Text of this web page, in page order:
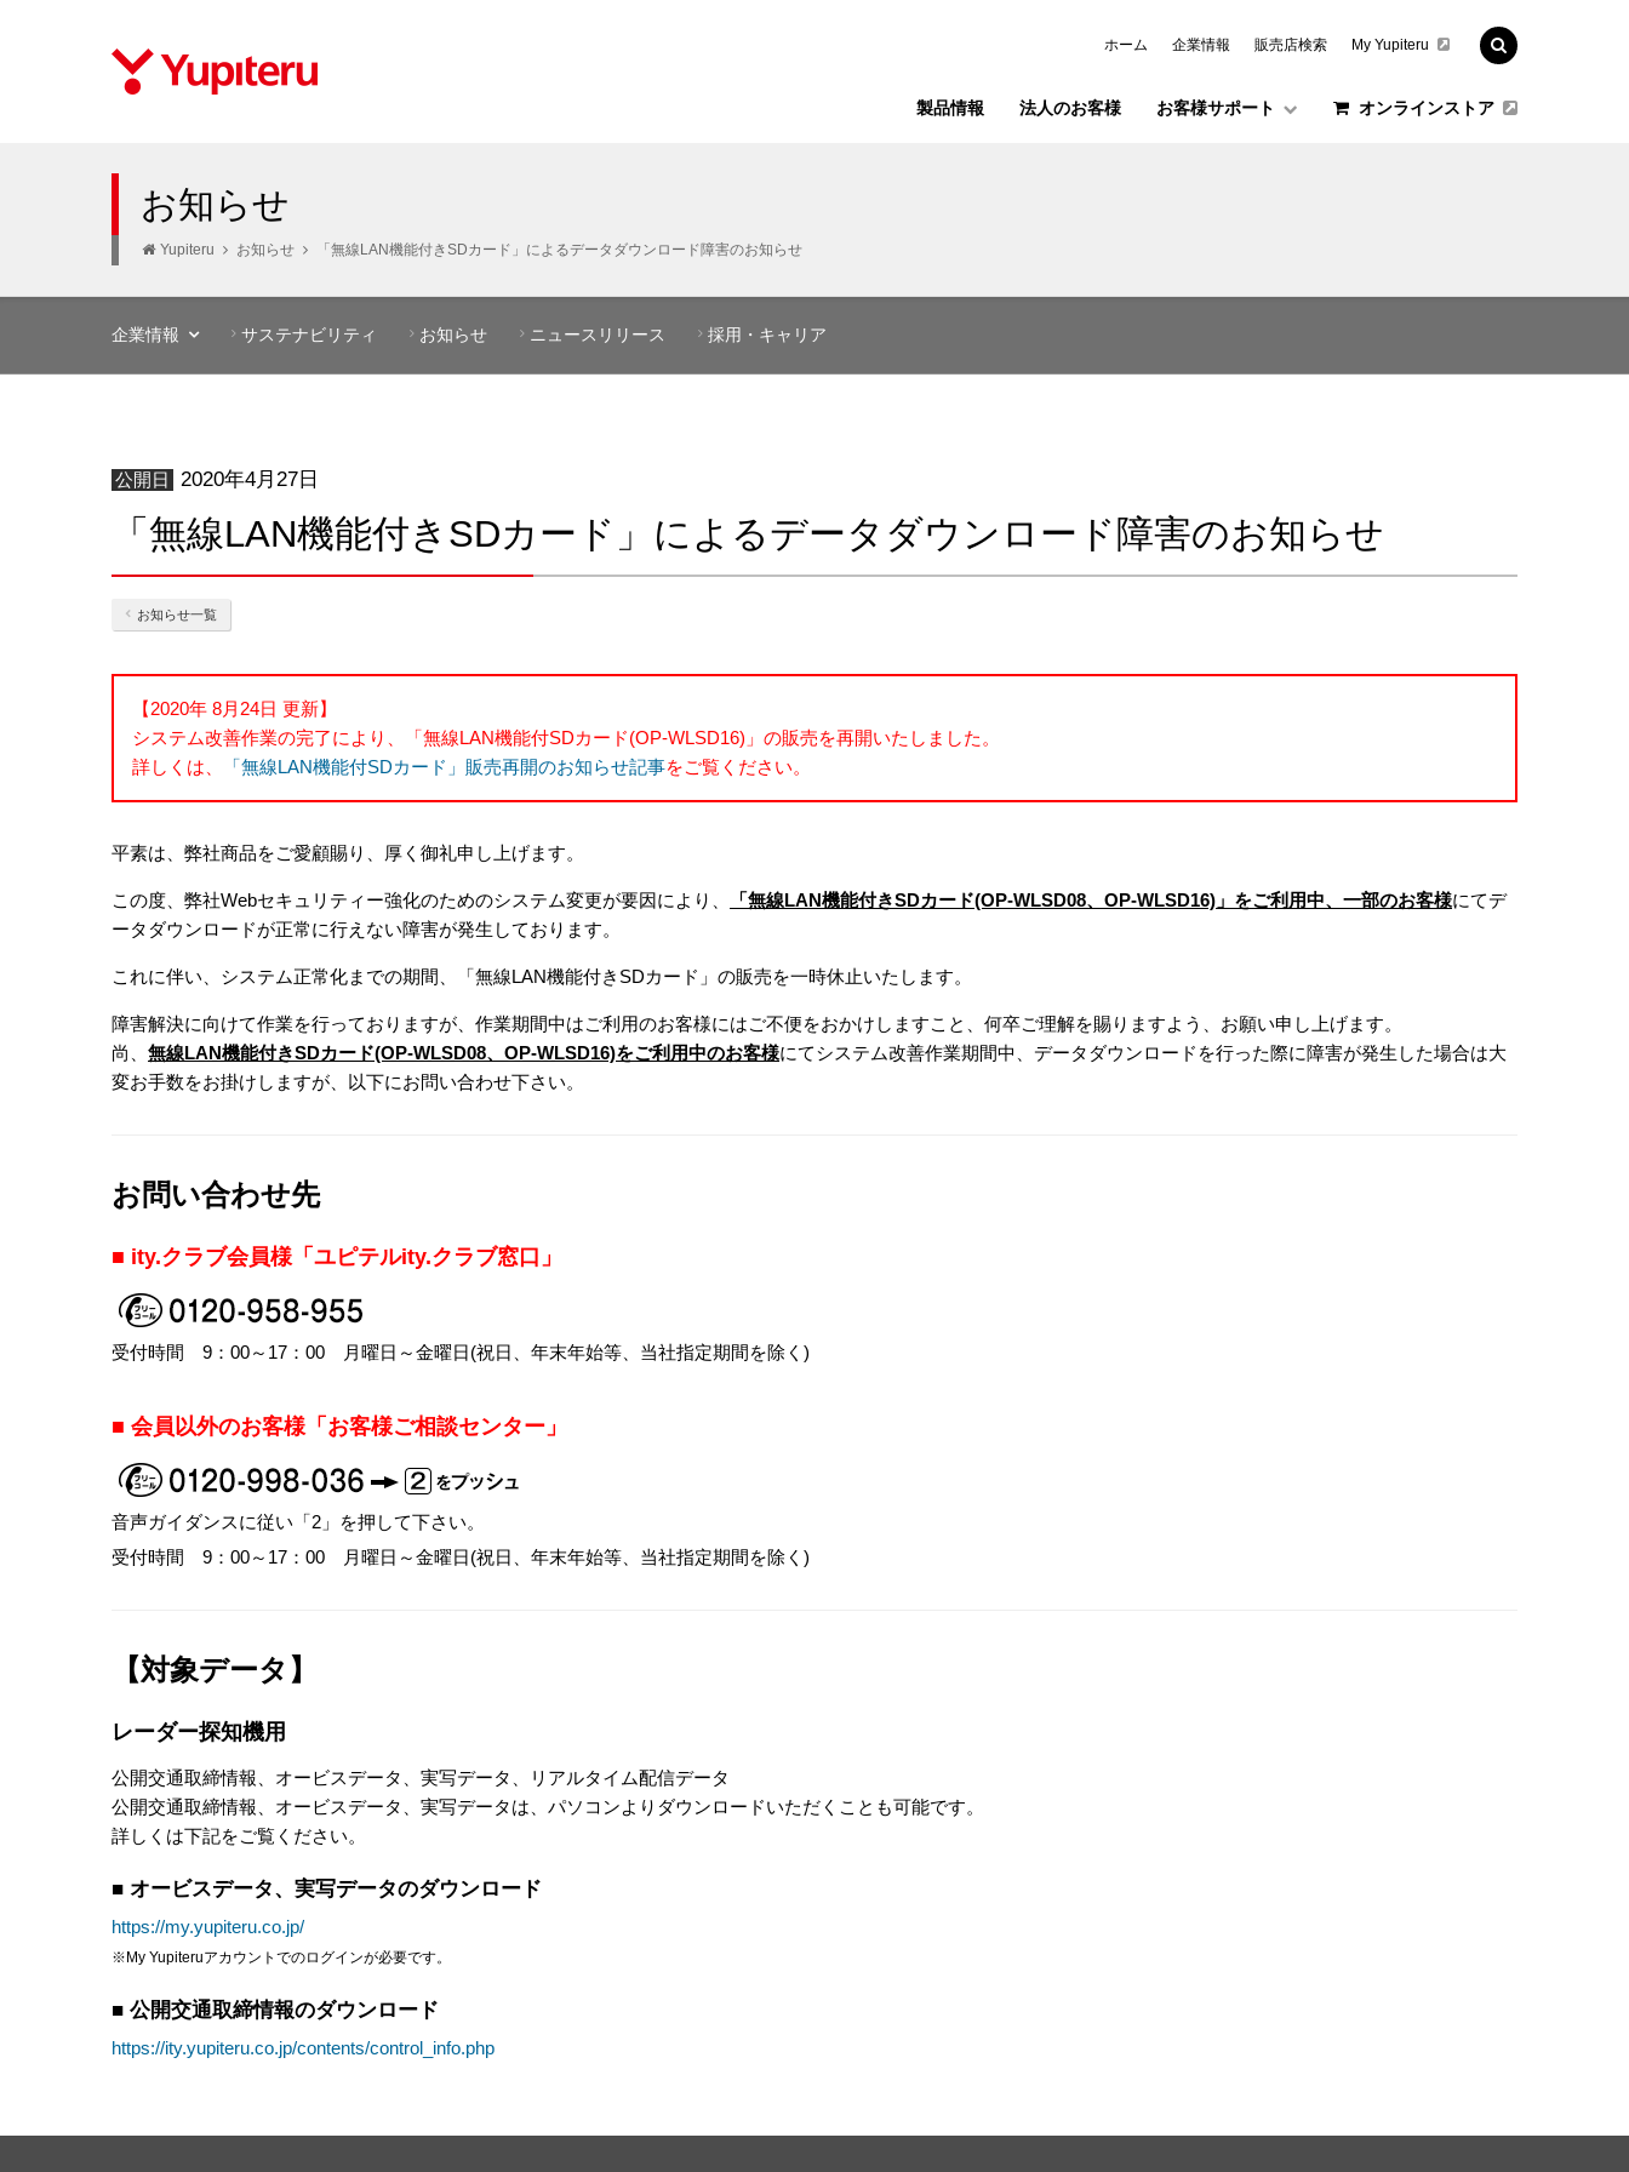
製品情報 法人のお客様 お客様サポート オンラインストア
ホーム 企業情報 販売店検索 My Yupiteru
お知らせ
Yupiteru お知らせ 「無線LAN機能付きSDカード」によるデータダウンロード障害のお知らせ
企業情報 サステナビリティ お知らせ ニュースリリース 採用・キャリア
公開日 2020年4月27日
「無線LAN機能付きSDカード」によるデータダウンロード障害のお知らせ
お知らせ一覧
【2020年 8月24日 更新】
システム改善作業の完了により、「無線LAN機能付SDカード(OP-WLSD16)」の販売を再開いたしました。
詳しくは、
「無線LAN機能付SDカード」販売再開のお知らせ記事をご覧ください。
平素は、弊社商品をご愛顧賜り、厚く御礼申し上げます。
この度、弊社Webセキュリティー強化のためのシステム変更が要因により、 「無線LAN機能付きSDカード(OP-WLSD08、OP-WLSD16)」をご利用中、一部のお客様にてデ
ータダウンロードが正常に行えない障害が発生しております。
これに伴い、システム正常化までの期間、「無線LAN機能付きSDカード」の販売を一時休止いたします。
障害解決に向けて作業を行っておりますが、作業期間中はご利用のお客様にはご不便をおかけしますこと、何卒ご理解を賜りますよう、お願い申し上げます。
尚、 無線LAN機能付きSDカード(OP-WLSD08、OP-WLSD16)をご利用中のお客様にてシステム改善作業期間中、データダウンロードを行った際に障害が発生した場合は大
変お手数をお掛けしますが、以下にお問い合わせ下さい。
お問い合わせ先
■ ity.クラブ会員様「ユピテルity.クラブ窓口」
受付時間 9：00～17：00 月曜日～金曜日(祝日、年末年始等、当社指定期間を除く)
■ 会員以外のお客様「お客様ご相談センター」
音声ガイダンスに従い「2」を押して下さい。
受付時間 9：00～17：00 月曜日～金曜日(祝日、年末年始等、当社指定期間を除く)
【対象データ】
レーダー探知機用
公開交通取締情報、オービスデータ、実写データ、リアルタイム配信データ
公開交通取締情報、オービスデータ、実写データは、パソコンよりダウンロードいただくことも可能です。
詳しくは下記をご覧ください。
■ オービスデータ、実写データのダウンロード
https://my.yupiteru.co.jp/
※My Yupiteruアカウントでのログインが必要です。
■ 公開交通取締情報のダウンロード
https://ity.yupiteru.co.jp/contents/control_info.php